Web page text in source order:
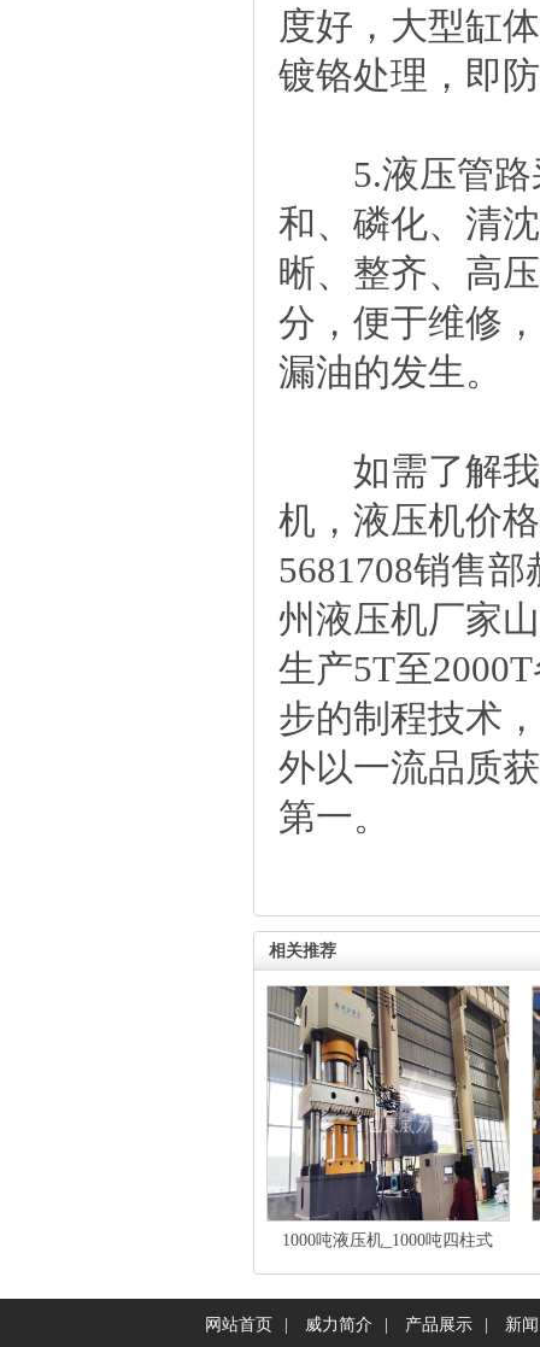
度好，大型缸
镀铬处理，即
5.液压管路
和、磷化、清
晰、整齐、高
分，便于维修
漏油的发生。
如需了解我
机，液压机价
5681708销售
州液压机厂家
生产5T至
步的制程技术
外以一流品质
第一。
相关推荐
1000吨液压机_1000吨四柱式
网站首页 威力简介 产品展示 新